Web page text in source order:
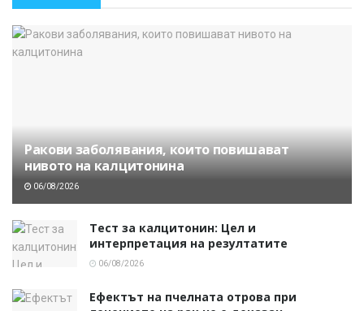
Ракови заболявания, които повишават
нивото на калцитонина
06/08/2026
Тест за калцитонин: Цел и
интерпретация на резултатите
06/08/2026
Ефектът на пчелната отрова при